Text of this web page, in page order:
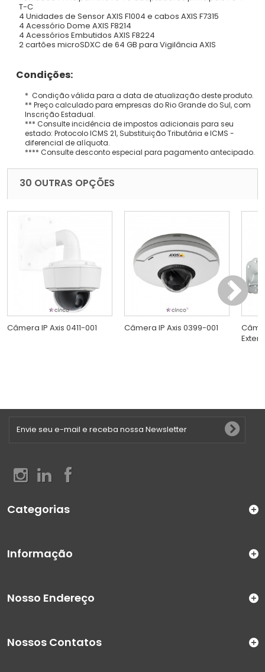
T-C
4 Unidades de Sensor AXIS F1004 e cabos AXIS F7315
4 Acessório Dome AXIS F8214
4 Acessórios Embutidos AXIS F8224
2 cartões microSDXC de 64 GB para Vigilância AXIS
Condições:
* Condição válida para a data de atualização deste produto.
** Preço calculado para empresas do Rio Grande do Sul, com
Inscrição Estadual.
*** Consulte incidência de impostos adicionais para seu
estado: Protocolo ICMS 21, Substituição Tributária e ICMS -
diferencial de alíquota.
**** Consulte desconto especial para pagamento antecipado.
30 OUTRAS OPÇÕES
Câmera IP Axis 0411-001 Câmera IP Axis 0399-001
Categorias
Informação
Nosso Endereço
Nossos Contatos